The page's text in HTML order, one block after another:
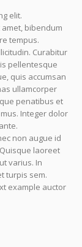
elit.
bibendum
tempus.
Curabitur
pellentesque
quis accumsan
ullamcorper
penatibus et
Integer dolor
non augue id
laoreet
varius. In
turpis sem.
example auctor